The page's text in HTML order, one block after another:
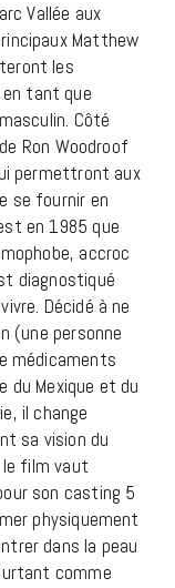
Vallée aux
Matthew
les
tant que
Côté
Ron Woodroof
permettront aux
se fournir en
en 1985 que
accroc
diagnostiqué
Décidé à ne
(une personne
médicaments
du Mexique et du
il change
sa vision du
film vaut
son casting 5
physiquement
dans la peau
comme